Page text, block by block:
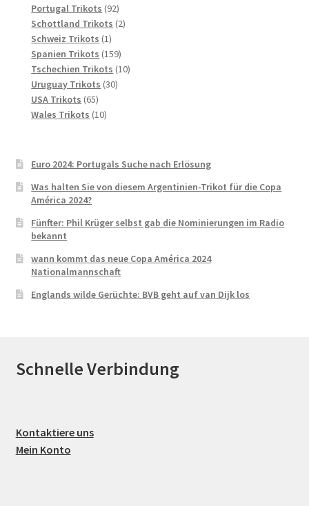
Produkte
Portugal Trikots 9292
Produkte
Schottland Trikots 22
Schweiz Trikots 11
Produkt
Spanien Trikots 159159
Produkte
Tschechien Trikots 1010
Uruguay Trikots 3030
USA Trikots 6565
Produkte
Wales Trikots 1010
Euro 2024: Portugals Suche nach Erlösung
Was halten Sie von diesem Argentinien-Trikot für die Copa
América 2024?
Fünfter: Phil Krüger selbst gab die Nominierungen im Radio
bekannt
wann kommt das neue Copa América 2024
Nationalmannschaft
Englands wilde Gerüchte: BVB geht auf van Dijk los
Schnelle Verbindung
Kontaktiere uns
Mein Konto